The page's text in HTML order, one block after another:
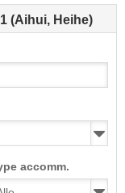
(Aihui, Heihe)
accomm.